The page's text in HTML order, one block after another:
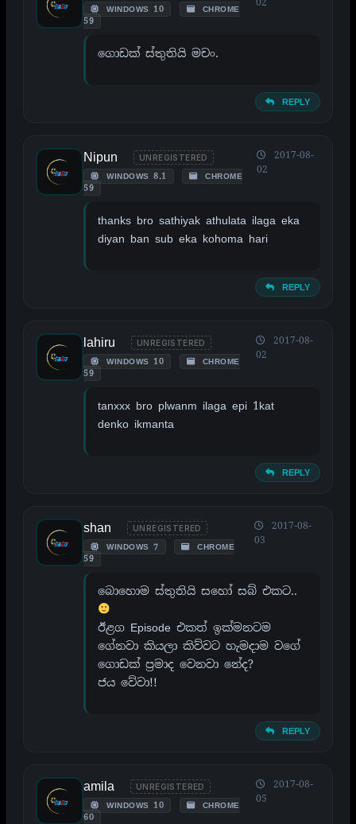
WINDOWS 10
CHROME
59
ගොඩක් ස්තුතියි මචං.
REPLY
Nipun UNREGISTERED
WINDOWS 8.1
CHROME
59
2017-08-
02
thanks bro sathiyak athulata ilaga eka
diyan ban sub eka kohoma hari
REPLY
lahiru UNREGISTERED
WINDOWS 10
CHROME
59
2017-08-
02
tanxxx bro plwanm ilaga epi 1kat
denko ikmanta
REPLY
shan UNREGISTERED
WINDOWS 7
CHROME
59
2017-08-
03
බොහොම ස්තුතියි සහෝ සබ් එකට..
ඊළග Episode එකත් ඉක්මනටම
ගේනවා කියලා කිව්වට හැමදාම වගේ
ගොඩක් ප්‍රමාද වෙනවා නේද?
ජය වේවා!!
REPLY
amila UNREGISTERED
WINDOWS 10
CHROME
60
2017-08-
05